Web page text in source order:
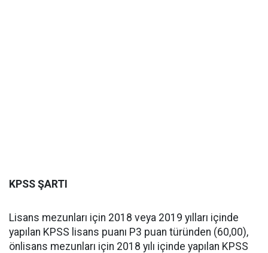
KPSS ŞARTI
Lisans mezunları için 2018 veya 2019 yılları içinde
yapılan KPSS lisans puanı P3 puan türünden (60,00),
önlisans mezunları için 2018 yılı içinde yapılan KPSS